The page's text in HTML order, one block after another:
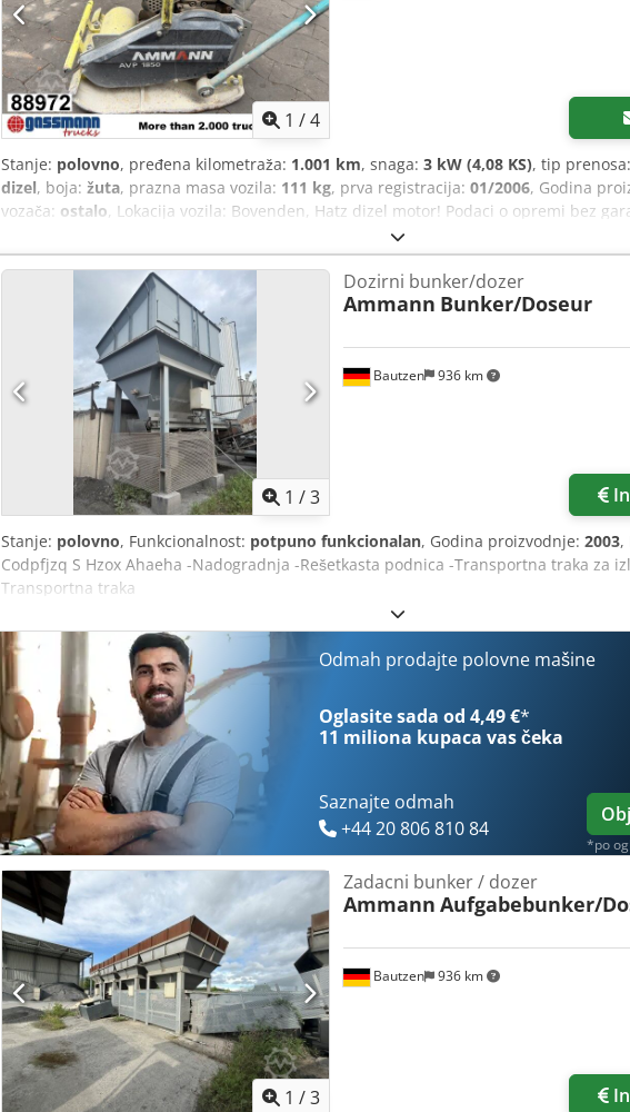
1 /4
Stanje: polovno, pređena kilometraža: 1.001 km, snaga: 3 kW (4,08 KS), tip prenosa:
dizel, boja: žuta, prazna masa vozila: 111 kg, prva registracija: 01/2006, Godina
vozača: ostalo, Lokacija vozila: Bovenden, Hatz dizel motor! Podaci o opremi bez
pravo na izmene, međuprodaju i greške! Cjdpfx Ahexy Sw Sjasha
1 /3
Bautzen 936 km
Dozirni bunker/dozer
Ammann Bunker/Doseur
Stanje: polovno, Funkcionalnost: potpuno funkcionalan, Godina proizvodnje: 2003,
Codpfjzq S Hzox Ahaeha -Nadogradnja -Rešetkasta podnica -Transportna traka za
Transportna traka
Odmah prodajte polovne mašine
Oglasite sada od 4,49 €*
11 miliona kupaca vas čeka
Saznajte odmah
+44 20 806 810 84
*po
1 /3
Bautzen 936 km
Zadacni bunker / dozer
Ammann Aufgabebunker/